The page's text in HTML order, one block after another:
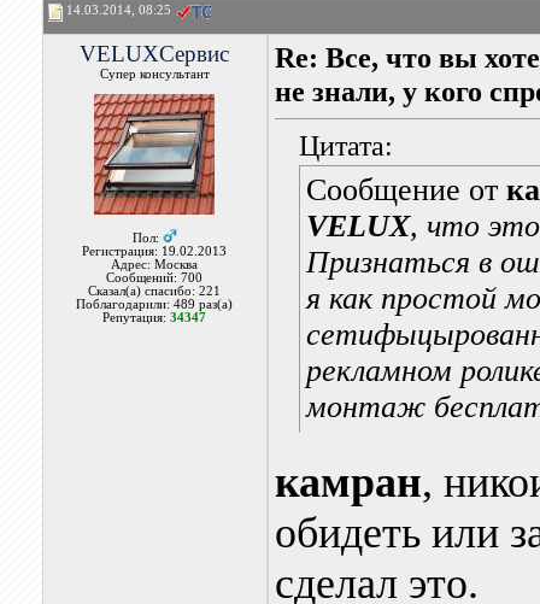
14.03.2014, 08:25
VELUXСервис
Супер консультант
Пол:
Регистрация: 19.02.2013
Адрес: Москва
Сообщений: 700
Сказал(а) спасибо: 221
Поблагодарили: 489 раз(а)
Репутация:34347
Re: Все, что вы
не знали, у кого
Цитата:
Сообщение от
VELUX, что
Признаться в
я как простой
рекламном
монтаж
камран,
обидеть или
сделал это.